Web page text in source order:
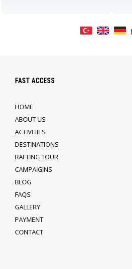
FAST ACCESS
HOME
ABOUT US
ACTIVITIES
DESTINATIONS
RAFTING TOUR
CAMPAIGINS
BLOG
FAQS
GALLERY
PAYMENT
CONTACT